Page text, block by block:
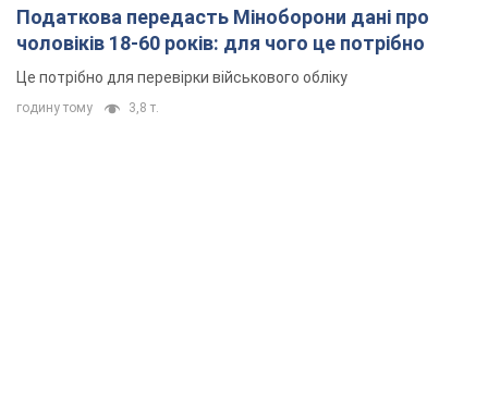
Податкова передасть Міноборони дані про
чоловіків 18-60 років: для чого це потрібно
Це потрібно для перевірки військового обліку
годину тому 3,8 т.